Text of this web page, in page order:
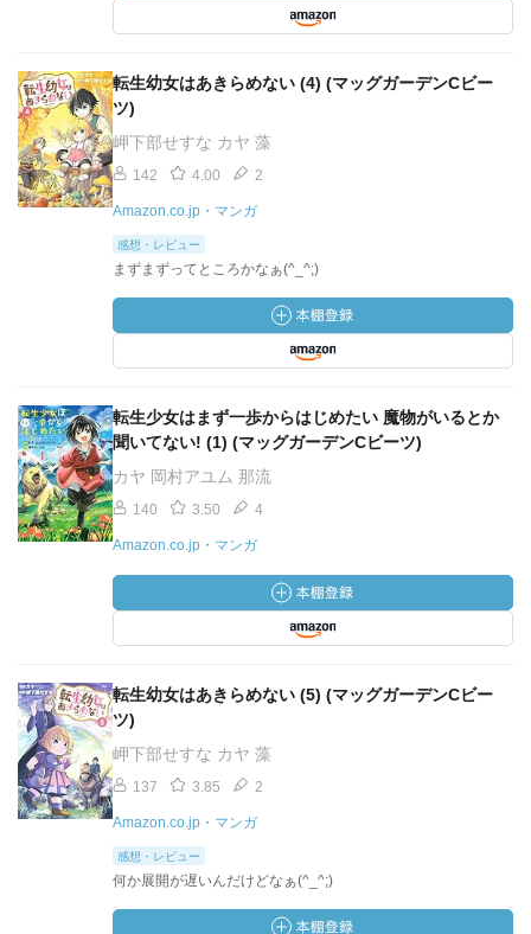
転生幼女はあきらめない (4) (マッグガーデンCビー
ツ)
岬下部せすな カヤ 藻
142 4.00 2
Amazon.co.jp・マンガ
感想・レビュー
まずまずってところかなぁ(^_^;)
転生少女はまず一歩からはじめたい 魔物がいるとか
聞いてない! (1) (マッグガーデンCビーツ)
カヤ 岡村アユム 那流
140 3.50 4
Amazon.co.jp・マンガ
転生幼女はあきらめない (5) (マッグガーデンCビー
ツ)
岬下部せすな カヤ 藻
137 3.85 2
Amazon.co.jp・マンガ
感想・レビュー
何か展開が遅いんだけどなぁ(^_^;)